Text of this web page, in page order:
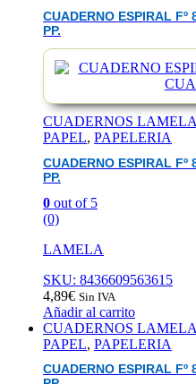
CUADERNO ESPIRAL Fº
PP.
CUADERNOS LAMELA
PAPEL, PAPELERIA
CUADERNO ESPIRAL Fº
PP.
0 out of 5
(0)
LAMELA
SKU: 8436609563615
4,89€ Sin IVA
Añadir al carrito
CUADERNOS LAMELA
PAPEL, PAPELERIA
CUADERNO ESPIRAL Fº